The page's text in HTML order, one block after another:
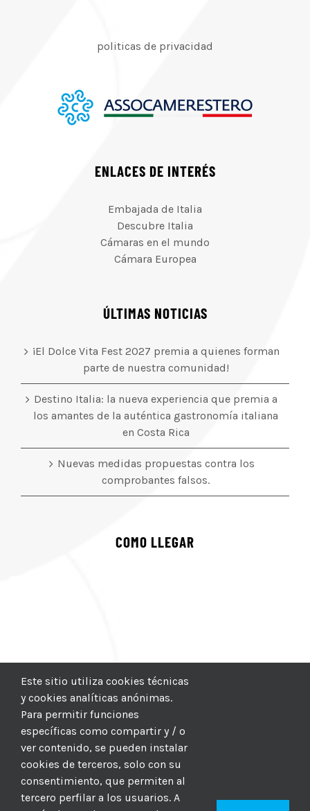
politicas de privacidad
ENLACES DE INTERÉS
Embajada de Italia
Descubre Italia
Cámaras en el mundo
Cámara Europea
ÚLTIMAS NOTICIAS
¡El Dolce Vita Fest 2027 premia a quienes forman
parte de nuestra comunidad!
Destino Italia: la nueva experiencia que premia a
los amantes de la auténtica gastronomía italiana
en Costa Rica
Nuevas medidas propuestas contra los
comprobantes falsos.
COMO LLEGAR
Este sitio utiliza cookies técnicas
y cookies analíticas anónimas.
Para permitir funciones
específicas como compartir y / o
ver contenido, se pueden instalar
cookies de terceros, solo con su
consentimiento, que permiten al
tercero perfilar a los usuarios. A